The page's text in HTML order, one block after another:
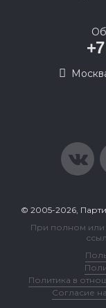
© 2005-2026,
При полном или
Политика в
Согласие